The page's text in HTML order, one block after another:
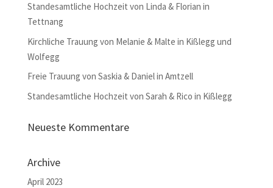
Standesamtliche Hochzeit von Linda & Florian in
Tettnang
Kirchliche Trauung von Melanie & Malte in Kißlegg und
Wolfegg
Freie Trauung von Saskia & Daniel in Amtzell
Standesamtliche Hochzeit von Sarah & Rico in Kißlegg
Neueste Kommentare
Archive
April 2023